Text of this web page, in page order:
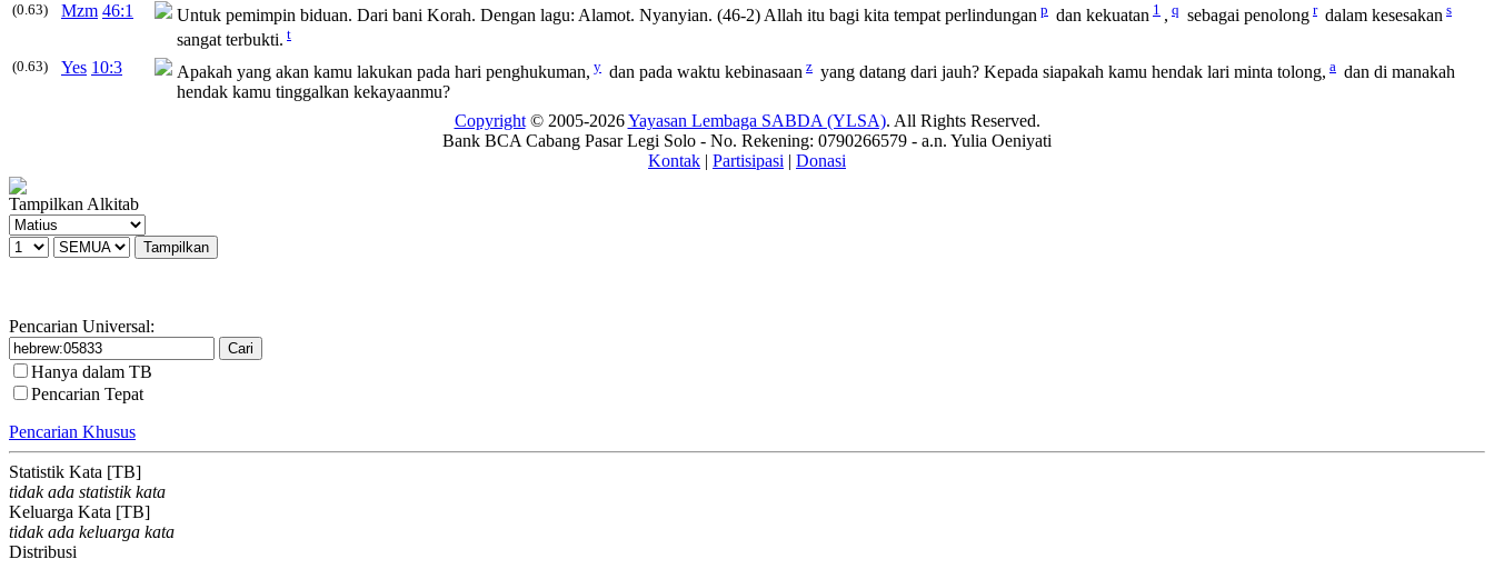
(0.63)
Mzm 46:1 Untuk pemimpin biduan. Dari bani Korah. Dengan lagu: Alamot. Nyanyian. (46-2) Allah itu bagi kita tempat perlindungan p dan kekuatan 1 , q sebagai penolong r dalam kesesakan s
sangat terbukti. t
(0.63)
Yes 10:3 Apakah yang akan kamu lakukan pada hari penghukuman, y dan pada waktu kebinasaan z yang datang dari jauh? Kepada siapakah kamu hendak lari minta tolong, a dan di manakah
hendak kamu tinggalkan kekayaanmu?
Copyright© 2005-2026Yayasan Lembaga SABDA (YLSA). All Rights Reserved.
Bank BCA Cabang Pasar Legi Solo - No. Rekening: 0790266579 - a.n. Yulia Oeniyati
Kontak | Partisipasi | Donasi
Tampilkan Alkitab
Pencarian Universal:
Hanya dalam TB
Pencarian Tepat
Pencarian Khusus
Statistik Kata [TB]
tidak ada statistik kata
Keluarga Kata [TB]
tidak ada keluarga kata
Distribusi